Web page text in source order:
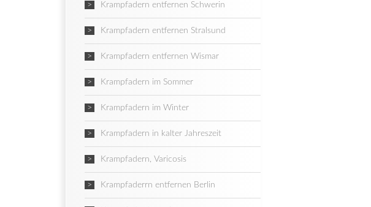
Krampfadern entfernen Schwerin
Krampfadern entfernen Stralsund
Krampfadern entfernen Wismar
Krampfadern im Sommer
Krampfadern im Winter
Krampfadern in kalter Jahreszeit
Krampfadern, Varicosis
Krampfaderrn entfernen Berlin